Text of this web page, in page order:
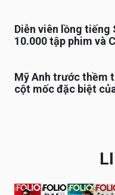
Diễn viên lồng tiếng
10.000 tập phim và
Mỹ Anh trước thềm
cột mốc đặc biệt